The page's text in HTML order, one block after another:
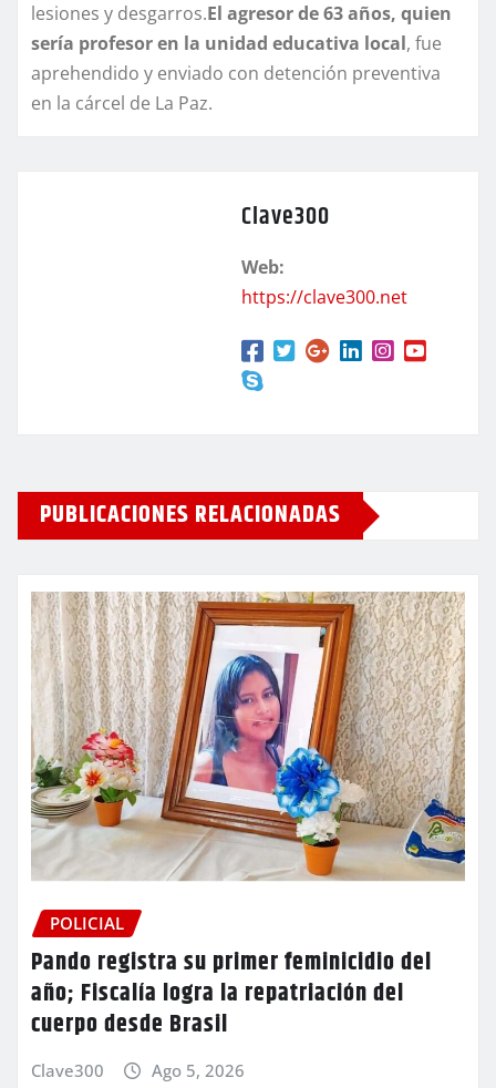
lesiones y desgarros.El agresor de 63 años, quien
sería profesor en la unidad educativa local, fue
aprehendido y enviado con detención preventiva
en la cárcel de La Paz.
Clave300
Web:
https://clave300.net
PUBLICACIONES RELACIONADAS
POLICIAL
Pando registra su primer feminicidio del
año; Fiscalía logra la repatriación del
cuerpo desde Brasil
Clave300 Ago 5, 2026